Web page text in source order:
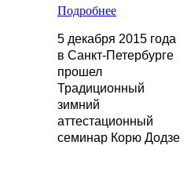
Подробнее
5 декабря 2015 года
в Санкт-Петербурге
прошел
Традиционный
зимний
аттестационный
семинар Корю Додзе